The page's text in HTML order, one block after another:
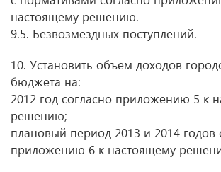
настоящему решению.
9.5. Безвозмездных поступлений.
10. Установить объем доходов
бюджета на:
2012 год согласно приложению 5 к
решению;
плановый период 2013 и 2014 годов
приложению 6 к настоящему